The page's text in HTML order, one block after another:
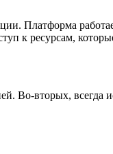
Платформа
к ресурсам,
Во-вторых, всегда